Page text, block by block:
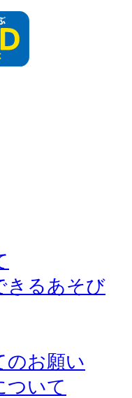
きるあそび
のお願い
ついて